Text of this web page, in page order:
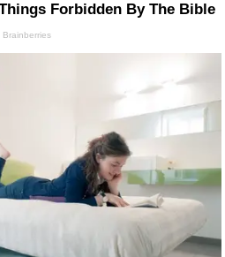
Forbidden By The Bible
Brainberries